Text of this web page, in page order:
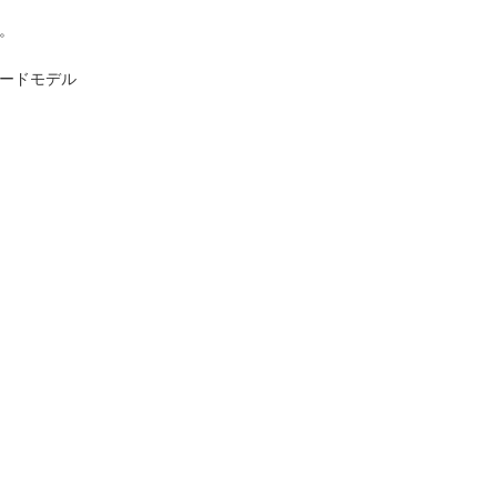
ドモデル